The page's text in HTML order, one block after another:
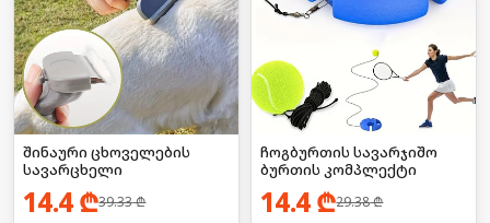
შინაური ცხოველების
სავარცხელი
14.4₾39.33₾
ჩოგბურთის სავარჯიშო
ბურთის კომპლექტი
14.4₾29.38₾